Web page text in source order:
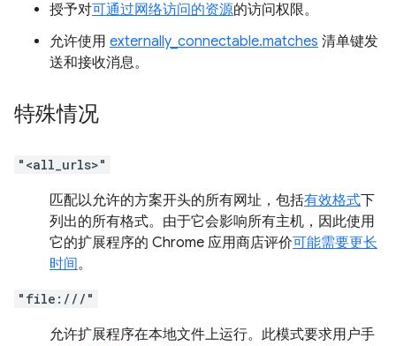
授予对可通过网络访问的资源的访问权限。
允许使用 externally_connectable.matches 清单键发
送和接收消息。
特殊情况
"<all_urls>"
匹配以允许的方案开头的所有网址，包括有效格式下
列出的所有格式。由于它会影响所有主机，因此使用
它的扩展程序的 Chrome 应用商店评价可能需要更长
时间。
"file:///"
允许扩展程序在本地文件上运行。此模式要求用户手